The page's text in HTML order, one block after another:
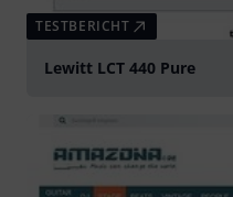
TESTBERICHT
Lewitt LCT 440 Pure